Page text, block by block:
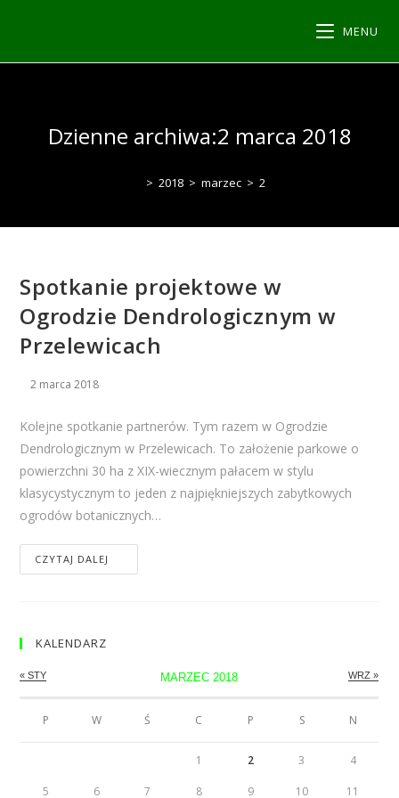
MENU
Dzienne archiwa:2 marca 2018
> 2018 > marzec > 2
Spotkanie projektowe w
Ogrodzie Dendrologicznym w
Przelewicach
2 marca 2018
Kolejne spotkanie partnerów. Tym razem w Ogrodzie
Dendrologicznym w Przelewicach. To założenie parkowe o
powierzchni 30 ha z XIX-wiecznym pałacem w stylu
klasycystycznym to jeden z najpiękniejszych zabytkowych
ogrodów botanicznych…
CZYTAJ DALEJ
KALENDARZ
MARZEC 2018
P W Ś C P S N
« STY WRZ »
1 2 3 4
5 6 7 8 9 10 11